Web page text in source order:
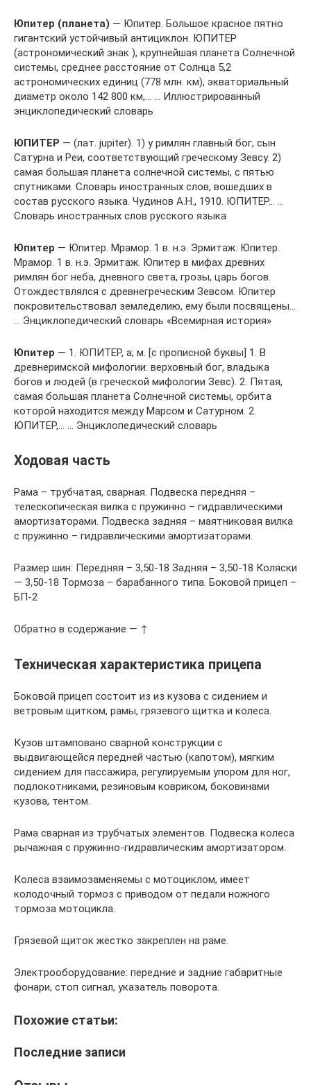
Юпитер (планета) — Юпитер. Большое красное пятно
гигантский устойчивый антициклон. ЮПИТЕР
(астрономический знак ), крупнейшая планета Солнечной
системы, среднее расстояние от Солнца 5,2
астрономических единиц (778 млн. км), экваториальный
диаметр около 142 800 км,… … Иллюстрированный
энциклопедический словарь
ЮПИТЕР — (лат. jupiter). 1) у римлян главный бог, сын
Сатурна и Реи, соответствующий греческому Зевсу. 2)
самая большая планета солнечной системы, с пятью
спутниками. Словарь иностранных слов, вошедших в
состав русского языка. Чудинов А.Н., 1910. ЮПИТЕР… …
Словарь иностранных слов русского языка
Юпитер — Юпитер. Мрамор. 1 в. н.э. Эрмитаж. Юпитер.
Мрамор. 1 в. н.э. Эрмитаж. Юпитер в мифах древних
римлян бог неба, дневного света, грозы, царь богов.
Отождествлялся с древнегреческим Зевсом. Юпитер
покровительствовал земледелию, ему были посвящены…
… Энциклопедический словарь «Всемирная история»
Юпитер — 1. ЮПИТЕР, а; м. [с прописной буквы] 1. В
древнеримской мифологии: верховный бог, владыка
богов и людей (в греческой мифологии Зевс). 2. Пятая,
самая большая планета Солнечной системы, орбита
которой находится между Марсом и Сатурном. 2.
ЮПИТЕР,… … Энциклопедический словарь
Ходовая часть
Рама – трубчатая, сварная. Подвеска передняя –
телескопическая вилка с пружинно – гидравлическими
амортизаторами. Подвеска задняя – маятниковая вилка
с пружинно – гидравлическими амортизаторами.
Размер шин: Передняя – 3,50-18 Задняя – 3,50-18 Коляски
— 3,50-18 Тормоза – барабанного типа. Боковой прицеп –
БП-2
Обратно в содержание — ↑
Техническая характеристика прицепа
Боковой прицеп состоит из из кузова с сидением и
ветровым щитком, рамы, грязевого щитка и колеса.
Кузов штамповано сварной конструкции с
выдвигающейся передней частью (капотом), мягким
сидением для пассажира, регулируемым упором для ног,
подлокотниками, резиновым ковриком, боковинами
кузова, тентом.
Рама сварная из трубчатых элементов. Подвеска колеса
рычажная с пружинно-гидравлическим амортизатором.
Колеса взаимозаменяемы с мотоциклом, имеет
колодочный тормоз с приводом от педали ножного
тормоза мотоцикла.
Грязевой щиток жестко закреплен на раме.
Электрооборудование: передние и задние габаритные
фонари, стоп сигнал, указатель поворота.
Похожие статьи:
Последние записи